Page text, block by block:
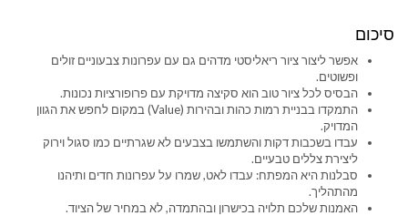
סיכום
אפשר ליצור ציור ריאליסטי מדהים גם עם עפרונות צבעוניים זולים
ופשוטים.
הבסיס לכל ציור טוב הוא סקיצה מדויקת עם פרופורציות נכונות.
התמקדו בבניית רמות כהות ובהירות (Value) במקום לחפש את הגוון
המדויק.
עבדו בשכבות דקות והשתמשו בצבעים לא שגרתיים כמו סגול וירוק
ליצירת צללים טבעיים.
סבלנות היא המפתח: עבדו לאט, שמרו על עפרונות חדים ותיהנו
מהתהליך.
האמנות שלכם תלויה בכישרון ובהתמדה, לא במחיר של הציוד.